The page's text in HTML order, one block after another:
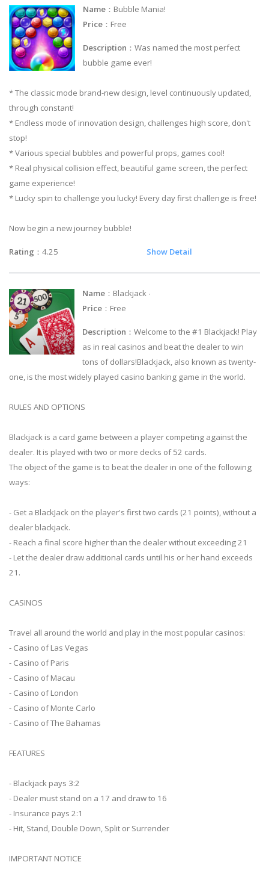
Name ：Bubble Mania!
Price ：Free
Description ：Was named the most perfect
bubble game ever!
* The classic mode brand-new design, level continuously updated,
through constant!
* Endless mode of innovation design, challenges high score, don't
stop!
* Various special bubbles and powerful props, games cool!
* Real physical collision effect, beautiful game screen, the perfect
game experience!
* Lucky spin to challenge you lucky! Every day first challenge is free!
Now begin a new journey bubble!
Rating ：4.25 Show Detail
Name ：Blackjack ∙
Price ：Free
Description ：Welcome to the #1 Blackjack! Play
as in real casinos and beat the dealer to win
tons of dollars!Blackjack, also known as twenty-
one, is the most widely played casino banking game in the world.
RULES AND OPTIONS
Blackjack is a card game between a player competing against the
dealer. It is played with two or more decks of 52 cards.
The object of the game is to beat the dealer in one of the following
ways:
- Get a BlackJack on the player's first two cards (21 points), without a
dealer blackjack.
- Reach a final score higher than the dealer without exceeding 21
- Let the dealer draw additional cards until his or her hand exceeds
21.
CASINOS
Travel all around the world and play in the most popular casinos:
- Casino of Las Vegas
- Casino of Paris
- Casino of Macau
- Casino of London
- Casino of Monte Carlo
- Casino of The Bahamas
FEATURES
- Blackjack pays 3:2
- Dealer must stand on a 17 and draw to 16
- Insurance pays 2:1
- Hit, Stand, Double Down, Split or Surrender
IMPORTANT NOTICE